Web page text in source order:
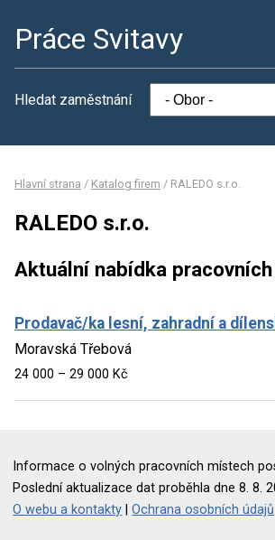
Práce Svitavy
Hledat zaměstnání
Hlavní strana / Katalog firem / RALEDO s.r.o.
RALEDO s.r.o.
Aktuální nabídka
Prodavač/ka lesní, zahradní a
Moravská Třebová
24 000 – 29 000 Kč
Informace o volných pracovních místech
Poslední aktualizace dat proběhla dne 8. 8.
O webu a kontakty |Ochrana osobních údajů